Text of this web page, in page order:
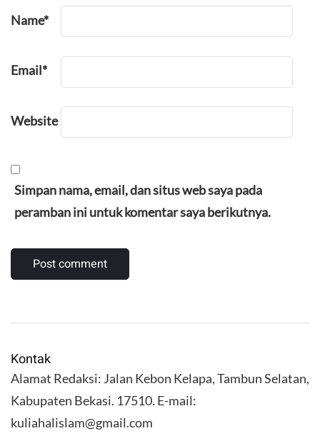
Name*
Email*
Website
Simpan nama, email, dan situs web saya pada
peramban ini untuk komentar saya berikutnya.
Kontak
Alamat Redaksi: Jalan Kebon Kelapa, Tambun Selatan,
Kabupaten Bekasi. 17510. E-mail:
kuliahalislam@gmail.com